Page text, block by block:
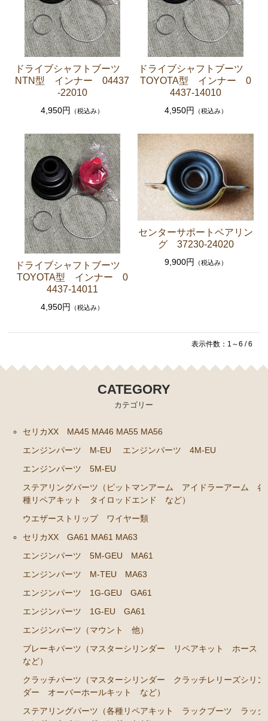
ョイント ブッシュ類 など）
燃料パーツ（ポンプ フィルター ダンパー センダ
ーゲージ ホースなど）
駆動パーツ（センターサポートベアリング ドライブ
シャフトブーツ デフなど）
エアコン ヒーター関係
スープラ GA70 GA70H MA70 JZA70
エンジンパーツ 7M-GTEU MA70
エンジンパーツ 1JZ-GTE JZA70
エンジンパーツ 1G-GTEU GA70 GA70H
エンジンパーツ 1G-GEU GA70
エンジンパーツ 1G-EU GA70
エンジンパーツ 1G-FE GA70
ブレーキパーツ（マスターシリンダー リペアキッ
ト ホース など）
燃料パーツ（ポンプ フィルター ダンパー センダ
エンジンパーツ 2JZ-GTE JZA80
エンジンパーツ 2JZ-GE JZA80
ソアラ GZ10 MZ10 MZ11 MZ12
エンジンパーツ 5M-GEU MZ11
エンジンパーツ 6M-GEU MZ12
エンジンパーツ M-TEU MZ10
エンジンパーツ 1G-GEU GZ10
エンジンパーツ 1G-EU GZ10
エンジンパーツ 共通（マウント イグニッションコ
イル センサー デスビローターキャップ 他）
ブレーキパーツ（マスターシリンダー リペアキッ
クラッチパーツ（マスターシリンダー クラッチレリ
ーズシリンダー オーバーホールキット など）
ステアリングパーツ（各種リペアキット ラックブー
ツ ラックエンド タイロッドエンド など）
足回りパーツ（アッパーマウント ベアリング ボー
ドライブシャフトブーツ
NTN型 インナー 04437
-22010
4,950円 （税込み）
ドライブシャフトブーツ
TOYOTA型 インナー 0
4437-14010
4,950円 （税込み）
ドライブシャフトブーツ
TOYOTA型 インナー 0
4437-14011
4,950円 （税込み）
センターサポートベアリン
グ 37230-24020
9,900円 （税込み）
表示件数：1～6 / 6
CATEGORY
カテゴリー
セリカXX MA45 MA46 MA55 MA56
エンジンパーツ M-EU
エンジンパーツ 4M-EU
エンジンパーツ 5M-EU
ステアリングパーツ（ピットマンアーム アイドラーアーム 各
種リペアキット タイロッドエンド など）
ウエザーストリップ ワイヤー類
セリカXX GA61 MA61 MA63
エンジンパーツ 5M-GEU MA61
エンジンパーツ M-TEU MA63
エンジンパーツ 1G-GEU GA61
エンジンパーツ 1G-EU GA61
エンジンパーツ（マウント 他）
ブレーキパーツ（マスターシリンダー リペアキット ホース
など）
クラッチパーツ（マスターシリンダー クラッチレリーズシリン
ダー オーバーホールキット など）
ステアリングパーツ（各種リペアキット ラックブーツ ラック